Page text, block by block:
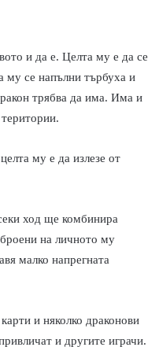
и да е. Целта му е да се
му се напълни търбуха и
трябва да има. Има и
му е да излезе от
ход ще комбинира
на личното му
малко напрегната
и няколко драконови
и другите играчи.